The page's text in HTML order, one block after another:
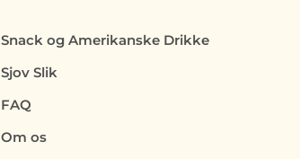
Snack og Amerikanske Drikke
Sjov Slik
FAQ
Om os